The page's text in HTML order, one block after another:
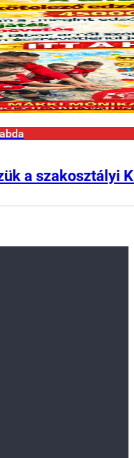
a szakosztályi